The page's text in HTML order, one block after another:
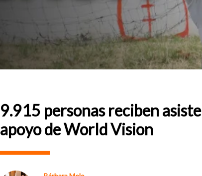
9.915 personas reciben
apoyo de World Vision